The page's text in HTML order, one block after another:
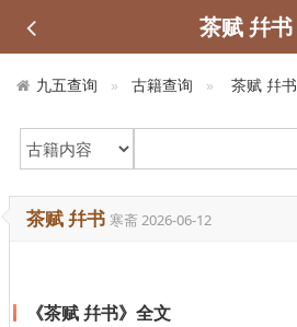
茶赋 幷书
九五查询 古籍查询 茶赋 幷书
茶赋 幷书 寒斋2026-06-12
《茶赋 幷书》全文